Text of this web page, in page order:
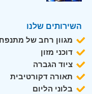
השירותים שלנו
מגוון רחב של
דוכני מזון
ציוד הגברה
תאורה דקורטיבית
בלוני הליום